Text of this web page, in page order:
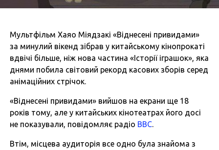
Мультфільм Хаяо Міядзакі «Віднесені привидами»
за минулий вікенд зібрав у китайському кінопрокаті
вдвічі більше, ніж нова частина «Історії іграшок», яка
днями побила світовий рекорд касових зборів серед
анімаційних стрічок.
«Віднесені привидами» вийшов на екрани ще 18
років тому, але у китайських кінотеатрах його досі
не показували, повідомляє радіо ВВС.
Втім, місцева аудиторія все одно була знайома з